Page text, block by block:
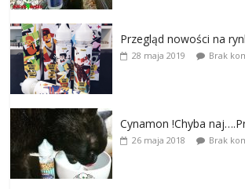
Przegląd nowości na
28 maja 2019 Brak
Cynamon !Chyba
26 maja 2018 Brak